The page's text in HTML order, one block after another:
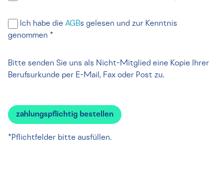
Ich habe die AGBs gelesen und zur Kenntnis
genommen *
Bitte senden Sie uns als Nicht-Mitglied eine Kopie Ihrer
Berufsurkunde per E-Mail, Fax oder Post zu.
*Pflichtfelder bitte ausfüllen.